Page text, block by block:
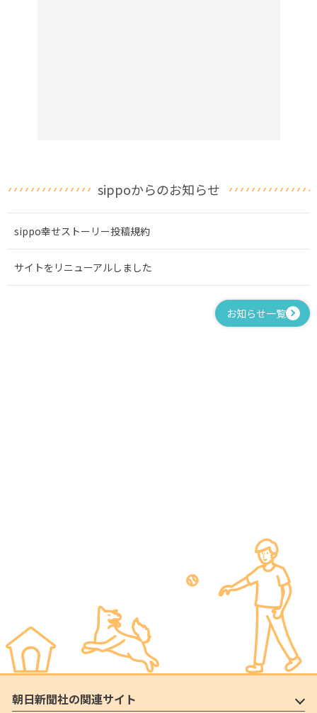
sippoからのお知らせ
sippo幸せストーリー投稿規約
サイトをリニューアルしました
お知らせ一覧
朝日新聞社の関連サイト